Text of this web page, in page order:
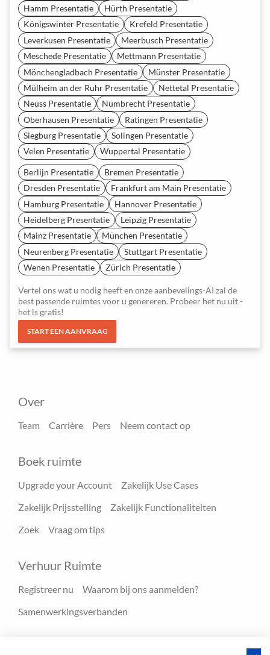
Hamm Presentatie
Hürth Presentatie
Königswinter Presentatie
Krefeld Presentatie
Leverkusen Presentatie
Meerbusch Presentatie
Meschede Presentatie
Mettmann Presentatie
Mönchengladbach Presentatie
Münster Presentatie
Mülheim an der Ruhr Presentatie
Nettetal Presentatie
Neuss Presentatie
Nümbrecht Presentatie
Oberhausen Presentatie
Ratingen Presentatie
Siegburg Presentatie
Solingen Presentatie
Velen Presentatie
Wuppertal Presentatie
Berlijn Presentatie
Bremen Presentatie
Dresden Presentatie
Frankfurt am Main Presentatie
Hamburg Presentatie
Hannover Presentatie
Heidelberg Presentatie
Leipzig Presentatie
Mainz Presentatie
München Presentatie
Neurenberg Presentatie
Stuttgart Presentatie
Wenen Presentatie
Zürich Presentatie
Vertel ons wat u nodig heeft en onze aanbevelings-AI zal de
best passende ruimtes voor u genereren. Probeer het nu uit -
het is gratis!
START EEN AANVRAAG
Over
Team Carrière Pers Neem contact op
Boek ruimte
Upgrade your Account
Zakelijk Use Cases
Zakelijk Prijsstelling
Zakelijk Functionaliteiten
Zoek
Vraag om tips
Verhuur Ruimte
Registreer nu
Waarom bij ons aanmelden?
Samenwerkingsverbanden